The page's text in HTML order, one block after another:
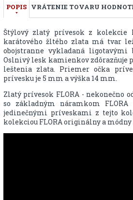
POPIS VRÁTENIE TOVARU
Štýlový zlatý prívesok z kolekcie
karátového žltého zlata má tvar
obojstranne vykladaná
Oslnivý lesk kamienkov zdôrazňuje
leštenia zlata. Priemer očka
prívesku je 5 mm a výška 14 mm.
Zlatý prívesok FLORA - nekonečno
so základným náramkom
jedinečnými príveskami z tejto
kolekciou FLORA originálny a módny